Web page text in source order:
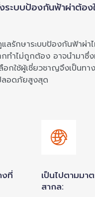
ระบบป้องกันฟ้าผ่าต้อง
ลรักษาระบบป้องกันฟ้าผ่าไ
กทำไม่ถูกต้อง อาจนำมาซึ่
อกใช้ผู้เชี่ยวชาญจึงเป็นทา
ลอดภัยสูงสุด
งที่
เป็นไปตามมา
สากล: